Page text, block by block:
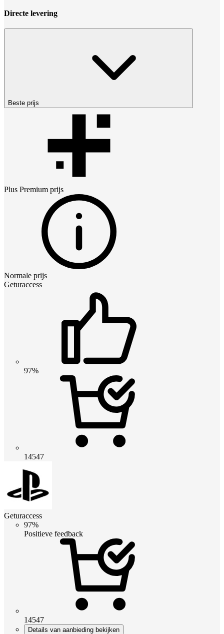
Directe levering
Beste prijs
Plus Premium prijs
Normale prijs
Geturaccess
97%
14547
Geturaccess
97%
Positieve feedback
14547
Details van aanbieding bekijken